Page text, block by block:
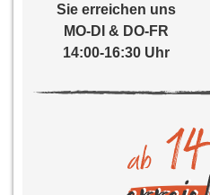
Sie erreichen uns
MO-DI & DO-FR
14:00-16:30 Uhr